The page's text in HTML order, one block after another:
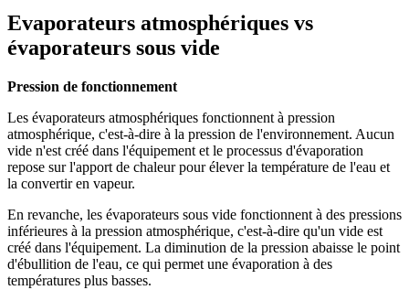
Evaporateurs atmosphériques vs
évaporateurs sous vide
Pression de fonctionnement
Les évaporateurs atmosphériques fonctionnent à pression
atmosphérique, c'est-à-dire à la pression de l'environnement. Aucun
vide n'est créé dans l'équipement et le processus d'évaporation
repose sur l'apport de chaleur pour élever la température de l'eau et
la convertir en vapeur.
En revanche, les évaporateurs sous vide fonctionnent à des pressions
inférieures à la pression atmosphérique, c'est-à-dire qu'un vide est
créé dans l'équipement. La diminution de la pression abaisse le point
d'ébullition de l'eau, ce qui permet une évaporation à des
températures plus basses.